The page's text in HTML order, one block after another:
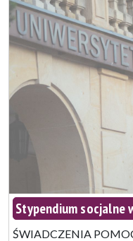
Stypendium socjalne
ŚWIADCZENIA